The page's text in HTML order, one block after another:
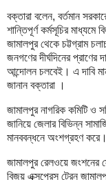
বক্তারা বলেন, বর্তমান
শান্তিপূর্ণ কর্মসূচির
জামালপুর থেকে চট্টগ্রাম
জনগণের দীর্ঘদিনের প্রাণের
আন্দোলন চলবেই। এ দাবি
জানান বক্তারা ।
জামালপুর নাগরিক কমিটি ও
জানিয়ে জেলার বিভিন্ন
মানববন্ধনে অংশগ্রহণ করে।
জামালপুর রেলওয়ে জংশনের
বিজয় এক্সপ্রেস ট্রেন